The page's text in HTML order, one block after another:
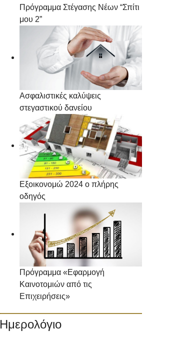
Πρόγραμμα Στέγασης Νέων “Σπίτι
μου 2”
Ασφαλιστικές καλύψεις
στεγαστικού δανείου
Εξοικονομώ 2024 ο πλήρης
οδηγός
Πρόγραμμα «Εφαρμογή
Καινοτομιών από τις
Επιχειρήσεις»
Ημερολόγιο